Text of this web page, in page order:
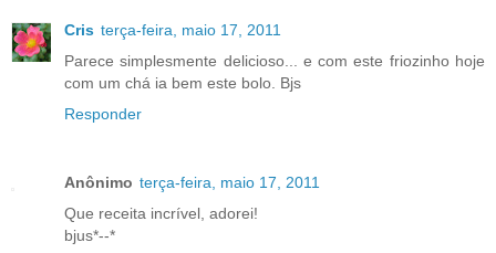
Cris terça-feira, maio 17, 2011
Parece simplesmente delicioso... e com este friozinho hoje
com um chá ia bem este bolo. Bjs
Responder
Anônimo terça-feira, maio 17, 2011
Que receita incrível, adorei!
bjus*--*